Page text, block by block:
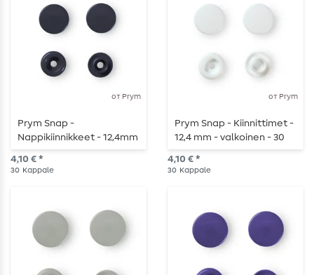
от Prym
Prym Snap -
Nappikiinnikkeet - 12,4mm
- tummansininen - 30 kpl
4,10 € *
30 Kappale
от Prym
Prym Snap - Kiinnittimet -
12,4 mm - valkoinen - 30
kpl
4,10 € *
30 Kappale